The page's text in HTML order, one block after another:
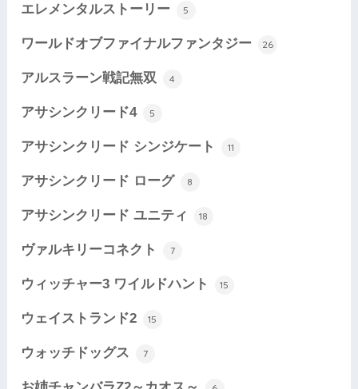
エレメンタルストーリー 5
ワールドオブファイナルファンタジー 26
アルスラーン戦記無双 4
アサシンクリード4 5
アサシンクリード シンジケート 11
アサシンクリード ローグ 8
アサシンクリード ユニティ 18
ヴァルキリーコネクト 7
ウィッチャー3 ワイルドハント 15
ウェイストランド2 15
ウォッチドッグス 7